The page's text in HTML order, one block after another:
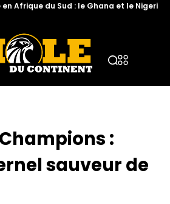
Afrique du Sud : le Ghana et le Nigeria
:
sauveur de